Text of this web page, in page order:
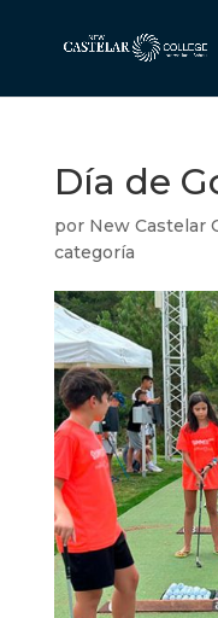
Día de
por New Castelar
categoría